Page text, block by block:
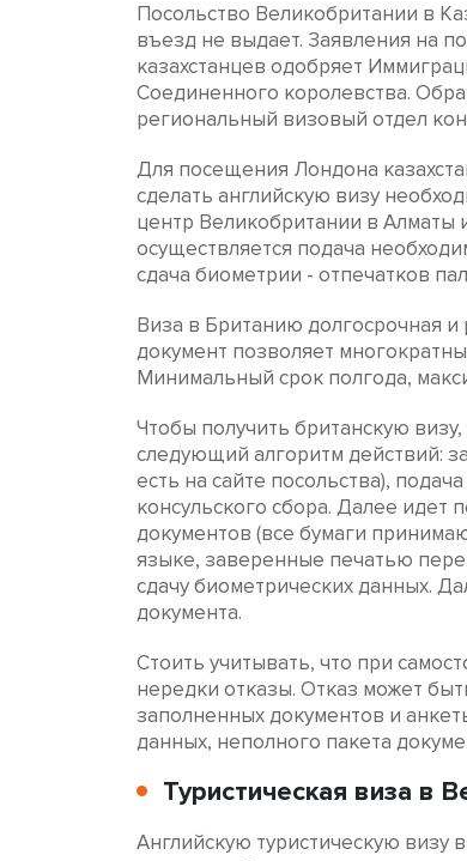
Посольство Великобритании в
въезд не выдает. Заявления на
казахстанцев одобряет
Соединенного королевства.
региональный визовый отдел
Для посещения Лондона
сделать английскую визу
центр Великобритании в Алматы
осуществляется подача
сдача биометрии - отпечатков
Виза в Британию долгосрочная и
документ позволяет
Минимальный срок полгода,
Чтобы получить британскую
следующий алгоритм действий:
есть на сайте посольства),
консульского сбора. Далее идет
документов (все бумаги
языке, заверенные печатью
сдачу биометрических данных.
документа.
Стоить учитывать, что при
нередки отказы. Отказ может
заполненных документов и
данных, неполного пакета
Туристическая виза в
Английскую туристическую визу